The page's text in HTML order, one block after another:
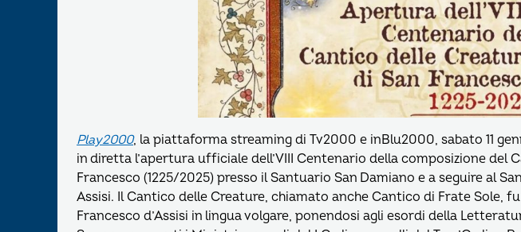
Play2000, la piattaforma streaming di Tv2000 e inBlu2000, sabato 11
in diretta l’apertura ufficiale dell’VIII Centenario della composizione del
Francesco (1225/2025) presso il Santuario San Damiano e a seguire al
Assisi. Il Cantico delle Creature, chiamato anche Cantico di Frate Sole,
Francesco d’Assisi in lingua volgare, ponendosi agli esordi della